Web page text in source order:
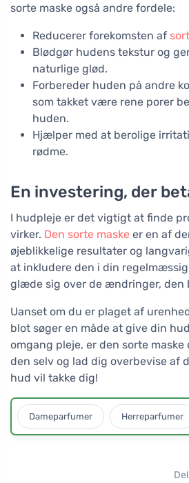
sorte maske også andre fordele:
Reducerer forekomsten af
Blødgør hudens tekstur og
naturlige glød.
Forbereder huden på andre
som takket være rene porer
huden.
Hjælper med at berolige
rødme.
En investering, der
I hudpleje er det vigtigt at finde
virker. Den sorte maske er en af
øjeblikkelige resultater og
at inkludere den i din
glæde sig over de ændringer, den
Uanset om du er plaget af
blot søger en måde at give din
omgang pleje, er den sorte
den selv og lad dig overbevise af
hud vil takke dig!
Dameparfumer Herreparfumer
Del